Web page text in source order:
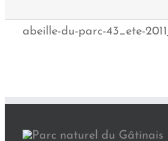
abeille-du-parc-43_ete-2011